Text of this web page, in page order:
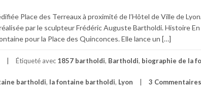
Place des Terreaux à proximité de l’Hôtel de Ville de
par le sculpteur Frédéric Auguste Bartholdi. Histoire
pour la Place des Quinconces. Elle lance un […]
Étiqueté avec 1857 bartholdi, Bartholdi, biographie de la
bartholdi, la fontaine bartholdi, Lyon 3 Commentaires